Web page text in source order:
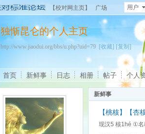
【校对网主页】 广场 用户
独惭昆仑的个人主页
http://www.jiaodui.org/bbs/u.php?uid=79 [收藏] [复制]
首页 新鲜事 日志 相册 帖子 个人
新鲜事
【桃核】【杏
现汉5 核1hé ①名